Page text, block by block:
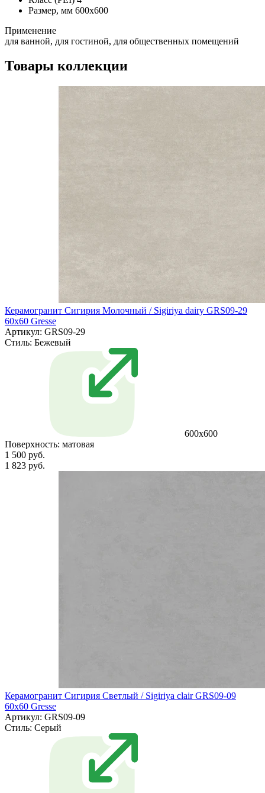
Размер, мм 600х600
Применение
для ванной, для гостиной, для общественных помещений
Товары коллекции
Керамогранит Сигирия Молочный / Sigiriya dairy GRS09-29
60х60 Gresse
Артикул: GRS09-29
Стиль: Бежевый
600х600
Поверхность: матовая
1 500 руб.
1 823 руб.
Керамогранит Сигирия Светлый / Sigiriya clair GRS09-09
60х60 Gresse
Артикул: GRS09-09
Стиль: Серый